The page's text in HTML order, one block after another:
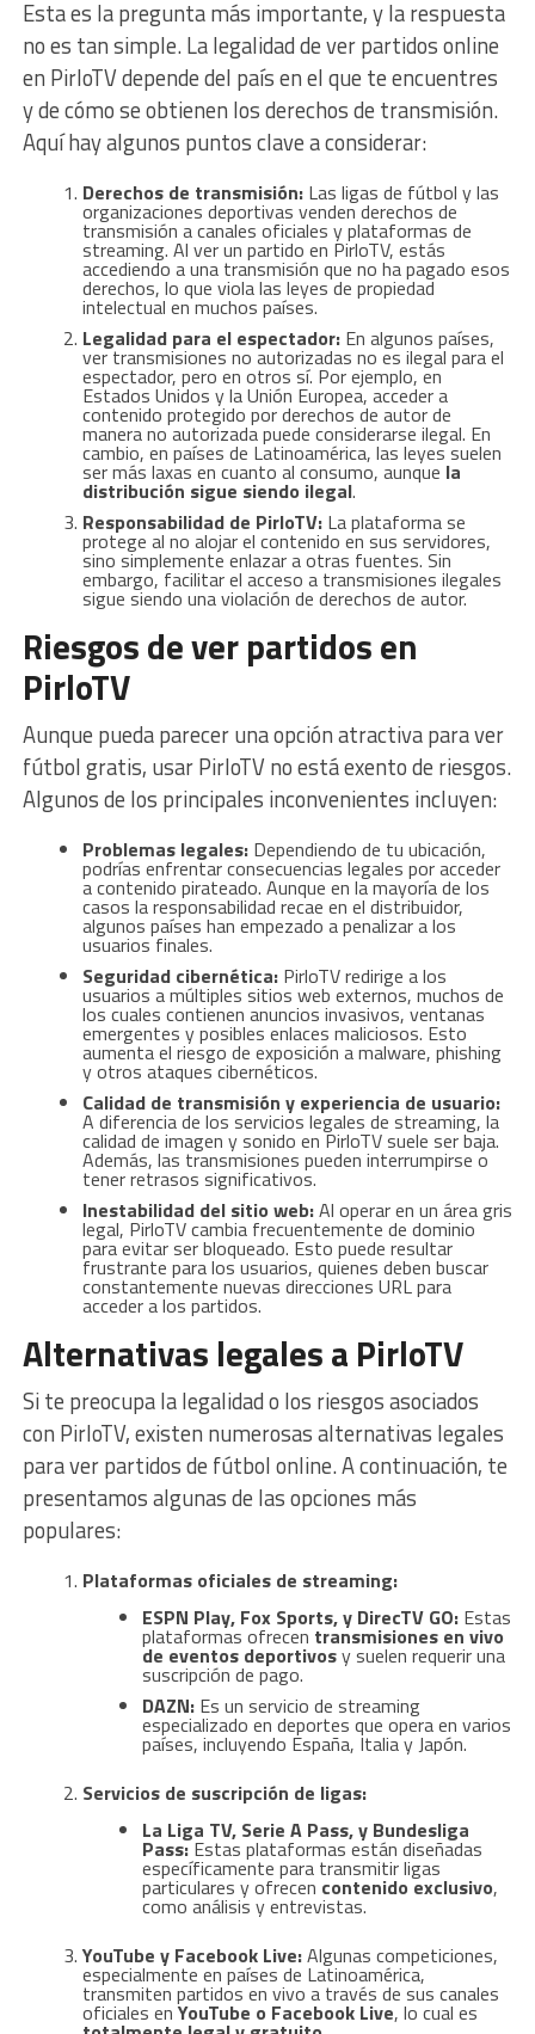
Esta es la pregunta más importante, y la respuesta
no es tan simple. La legalidad de ver partidos online
en PirloTV depende del país en el que te encuentres
y de cómo se obtienen los derechos de transmisión.
Aquí hay algunos puntos clave a considerar:
Derechos de transmisión:Las ligas de fútbol y las
organizaciones deportivas venden derechos de
transmisión a canales oficiales y plataformas de
streaming. Al ver un partido en PirloTV, estás
accediendo a una transmisión que no ha pagado esos
derechos, lo que viola las leyes de propiedad
intelectual en muchos países.
Legalidad para el espectador:En algunos países,
ver transmisiones no autorizadas no es ilegal para el
espectador, pero en otros sí. Por ejemplo, en
Estados Unidos y la Unión Europea, acceder a
contenido protegido por derechos de autor de
manera no autorizada puede considerarse ilegal. En
cambio, en países de Latinoamérica, las leyes suelen
ser más laxas en cuanto al consumo, aunque la
distribución sigue siendo ilegal.
Responsabilidad de PirloTV:La plataforma se
protege al no alojar el contenido en sus servidores,
sino simplemente enlazar a otras fuentes. Sin
embargo, facilitar el acceso a transmisiones ilegales
sigue siendo una violación de derechos de autor.
Riesgos de ver partidos en
PirloTV
Aunque pueda parecer una opción atractiva para ver
fútbol gratis, usar PirloTV no está exento de riesgos.
Algunos de los principales inconvenientes incluyen:
Problemas legales:Dependiendo de tu ubicación,
podrías enfrentar consecuencias legales por acceder
a contenido pirateado. Aunque en la mayoría de los
casos la responsabilidad recae en el distribuidor,
algunos países han empezado a penalizar a los
usuarios finales.
Seguridad cibernética:PirloTV redirige a los
usuarios a múltiples sitios web externos, muchos de
los cuales contienen anuncios invasivos, ventanas
emergentes y posibles enlaces maliciosos. Esto
aumenta el riesgo de exposición a malware, phishing
y otros ataques cibernéticos.
Calidad de transmisión y experiencia de usuario:
A diferencia de los servicios legales de streaming, la
calidad de imagen y sonido en PirloTV suele ser baja.
Además, las transmisiones pueden interrumpirse o
tener retrasos significativos.
Inestabilidad del sitio web:Al operar en un área gris
legal, PirloTV cambia frecuentemente de dominio
para evitar ser bloqueado. Esto puede resultar
frustrante para los usuarios, quienes deben buscar
constantemente nuevas direcciones URL para
acceder a los partidos.
Alternativas legales a PirloTV
Si te preocupa la legalidad o los riesgos asociados
con PirloTV, existen numerosas alternativas legales
para ver partidos de fútbol online. A continuación, te
presentamos algunas de las opciones más
populares:
Plataformas oficiales de streaming:
ESPN Play, Fox Sports, y DirecTV GO:Estas
plataformas ofrecen transmisiones en vivo
de eventos deportivosy suelen requerir una
suscripción de pago.
DAZN:Es un servicio de streaming
especializado en deportes que opera en varios
países, incluyendo España, Italia y Japón.
Servicios de suscripción de ligas:
La Liga TV, Serie A Pass, y Bundesliga
Pass:Estas plataformas están diseñadas
específicamente para transmitir ligas
particulares y ofrecen contenido exclusivo,
como análisis y entrevistas.
YouTube y Facebook Live:Algunas competiciones,
especialmente en países de Latinoamérica,
transmiten partidos en vivo a través de sus canales
oficiales enYouTube o Facebook Live, lo cual es